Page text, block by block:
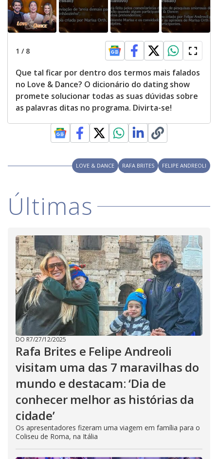
1 / 8
Que tal ficar por dentro dos termos mais falados
no Love & Dance? O dicionário do dating show
promete solucionar todas as suas dúvidas sobre
as palavras ditas no programa. Divirta-se!
LOVE & DANCE RAFA BRITES FELIPE ANDREOLI
Últimas
DO R7/27/12/2025
Rafa Brites e Felipe Andreoli
visitam uma das 7 maravilhas do
mundo e destacam: ‘Dia de
conhecer melhor as histórias da
cidade’
Os apresentadores fizeram uma viagem em família para o
Coliseu de Roma, na Itália